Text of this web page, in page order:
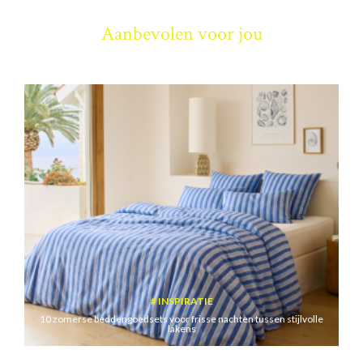
Aanbevolen voor jou
INSPIRATIE
10 zomerse beddengoedsets voor frisse nachten tussen stijlvolle
lakens